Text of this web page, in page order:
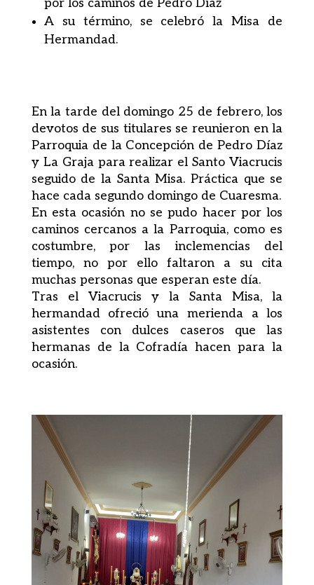
por los caminos de Pedro Díaz
A su término, se celebró la Misa de
Hermandad.
En la tarde del domingo 25 de febrero, los
devotos de sus titulares se reunieron en la
Parroquia de la Concepción de Pedro Díaz
y La Graja para realizar el Santo Viacrucis
seguido de la Santa Misa. Práctica que se
hace cada segundo domingo de Cuaresma.
En esta ocasión no se pudo hacer por los
caminos cercanos a la Parroquia, como es
costumbre, por las inclemencias del
tiempo, no por ello faltaron a su cita
muchas personas que esperan este día.
Tras el Viacrucis y la Santa Misa, la
hermandad ofreció una merienda a los
asistentes con dulces caseros que las
hermanas de la Cofradía hacen para la
ocasión.